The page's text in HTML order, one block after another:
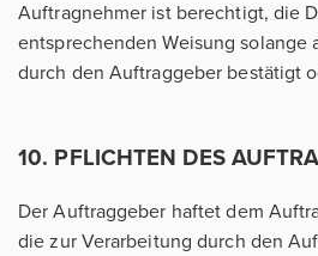
Auftragnehmer ist berechtigt, die
entsprechenden Weisung solange
durch den Auftraggeber bestätigt
10. PFLICHTEN DES
Der Auftraggeber haftet dem
die zur Verarbeitung durch den